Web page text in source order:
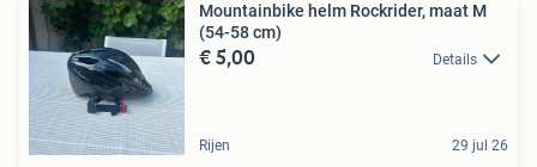
Mountainbike helm Rockrider, maat M
(54-58 cm)
€ 5,00 Details
Rijen 29 jul 26